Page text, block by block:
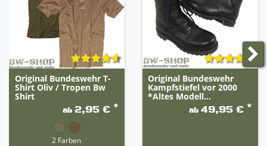
Original Bundeswehr T-
Shirt Oliv / Tropen Bw
Shirt
ab 2,95 € *
2 Farben
Original Bundeswehr
Kampfstiefel vor 2000
*Altes Modell...
ab 49,95 € *